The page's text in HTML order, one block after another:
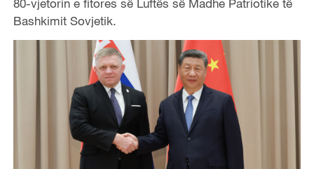
80-vjetorin e fitores së Luftës së Madhe Patriotike të
Bashkimit Sovjetik.